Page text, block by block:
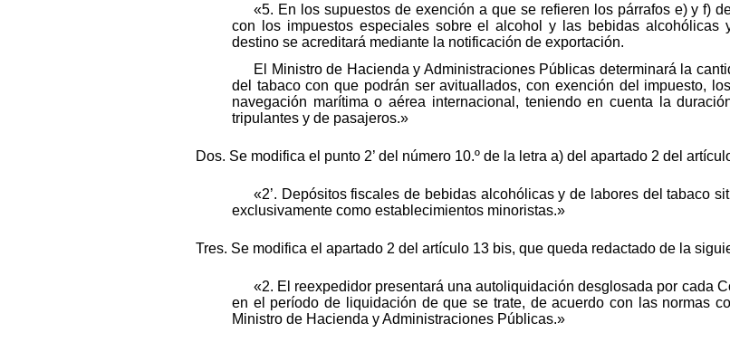
«5. En los supuestos de exención a que se refieren los párrafos e) y f)
con los impuestos especiales sobre el alcohol y las bebidas alcohólicas
destino se acreditará mediante la notificación de exportación.
El Ministro de Hacienda y Administraciones Públicas determinará la
del tabaco con que podrán ser avituallados, con exención del impuesto,
navegación marítima o aérea internacional, teniendo en cuenta la
tripulantes y de pasajeros.»
Dos. Se modifica el punto 2’ del número 10.º de la letra a) del apartado 2 del
«2’. Depósitos fiscales de bebidas alcohólicas y de labores del tabaco
exclusivamente como establecimientos minoristas.»
Tres. Se modifica el apartado 2 del artículo 13 bis, que queda redactado de la
«2. El reexpedidor presentará una autoliquidación desglosada por cada
en el período de liquidación de que se trate, de acuerdo con las normas
Ministro de Hacienda y Administraciones Públicas.»